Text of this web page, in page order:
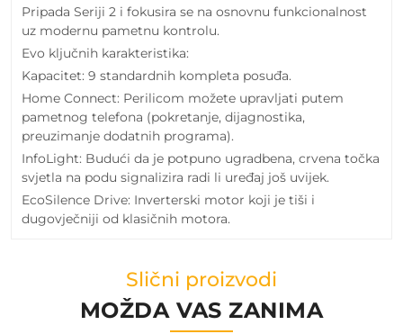
Pripada Seriji 2 i fokusira se na osnovnu funkcionalnost
uz modernu pametnu kontrolu.
Evo ključnih karakteristika:
Kapacitet: 9 standardnih kompleta posuđa.
Home Connect: Perilicom možete upravljati putem
pametnog telefona (pokretanje, dijagnostika,
preuzimanje dodatnih programa).
InfoLight: Budući da je potpuno ugradbena, crvena točka
svjetla na podu signalizira radi li uređaj još uvijek.
EcoSilence Drive: Inverterski motor koji je tiši i
dugovječniji od klasičnih motora.
Slični proizvodi
MOŽDA VAS ZANIMA